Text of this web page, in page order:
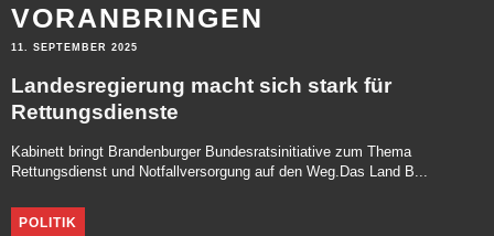
VORANBRINGEN
11. SEPTEMBER 2025
Landesregierung macht sich stark für
Rettungsdienste
Kabinett bringt Brandenburger Bundesratsinitiative zum Thema
Rettungsdienst und Notfallversorgung auf den Weg.Das Land B...
POLITIK